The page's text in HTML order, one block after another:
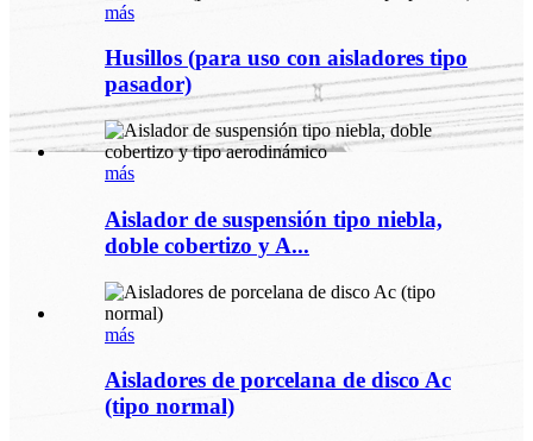
más
Husillos (para uso con aisladores tipo
pasador)
más
Aislador de suspensión tipo niebla,
doble cobertizo y A...
más
Aisladores de porcelana de disco Ac
(tipo normal)